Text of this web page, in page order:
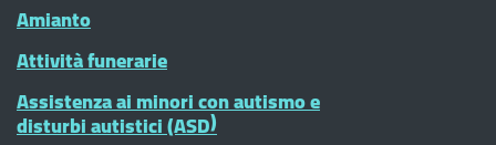
Amianto
Attività funerarie
Assistenza ai minori con autismo e
disturbi autistici (ASD)